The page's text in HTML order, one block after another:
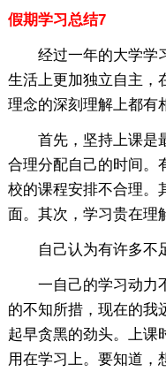
假期学习总结7
经过一年的大学学习
生活上更加独立自主，
理念的深刻理解上都有
首先，坚持上课是最
合理分配自己的时间。
校的课程安排不合理。
面。其次，学习贵在理
自己认为有许多不
一自己的学习动力不
的不知所措，现在的我
起早贪黑的劲头。上课
用在学习上。要知道，